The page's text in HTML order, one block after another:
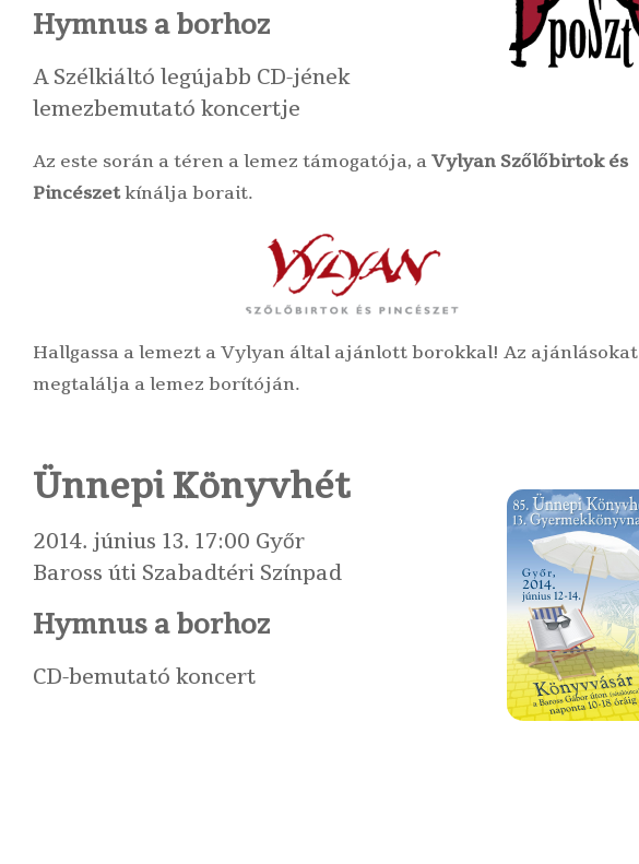
Hymnus a borhoz
A Szélkiáltó legújabb CD-jének
lemezbemutató koncertje
Az este során a téren a lemez támogatója, aVylyan Szőlőbirtok és
Pincészetkínálja borait.
Hallgassa a lemezt a Vylyan által ajánlott borokkal! Az ajánlásokat
megtalálja a lemez borítóján.
Ünnepi Könyvhét
2014. június 13. 17:00 Győr
Baross úti Szabadtéri Színpad
Hymnus a borhoz
CD-bemutató koncert